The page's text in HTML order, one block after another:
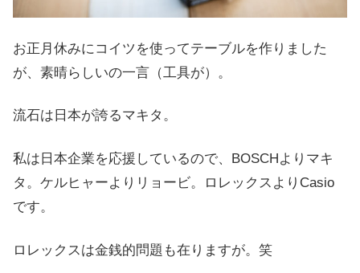
お正月休みにコイツを使ってテーブルを作りました
が、素晴らしいの一言（工具が）。
流石は日本が誇るマキタ。
私は日本企業を応援しているので、BOSCHよりマキ
タ。ケルヒャーよりリョービ。ロレックスよりCasio
です。
ロレックスは金銭的問題も在りますが。笑